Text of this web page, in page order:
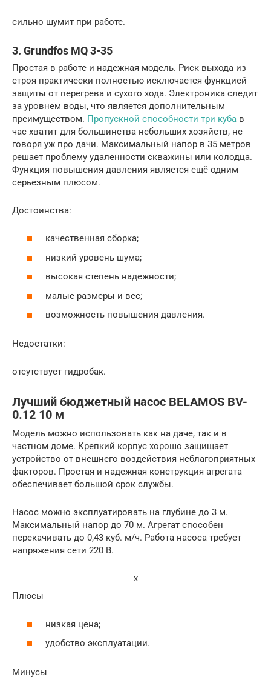
сильно шумит при работе.
3. Grundfos MQ 3-35
Простая в работе и надежная модель. Риск выхода из
строя практически полностью исключается функцией
защиты от перегрева и сухого хода. Электроника следит
за уровнем воды, что является дополнительным
преимуществом. Пропускной способности три куба в
час хватит для большинства небольших хозяйств, не
говоря уж про дачи. Максимальный напор в 35 метров
решает проблему удаленности скважины или колодца.
Функция повышения давления является ещё одним
серьезным плюсом.
Достоинства:
качественная сборка;
низкий уровень шума;
высокая степень надежности;
малые размеры и вес;
возможность повышения давления.
Недостатки:
отсутствует гидробак.
Лучший бюджетный насос BELAMOS BV-
0.12 10 м
Модель можно использовать как на даче, так и в
частном доме. Крепкий корпус хорошо защищает
устройство от внешнего воздействия неблагоприятных
факторов. Простая и надежная конструкция агрегата
обеспечивает большой срок службы.
Насос можно эксплуатировать на глубине до 3 м.
Максимальный напор до 70 м. Агрегат способен
перекачивать до 0,43 куб. м/ч. Работа насоса требует
напряжения сети 220 В.
x
Плюсы
низкая цена;
удобство эксплуатации.
Минусы